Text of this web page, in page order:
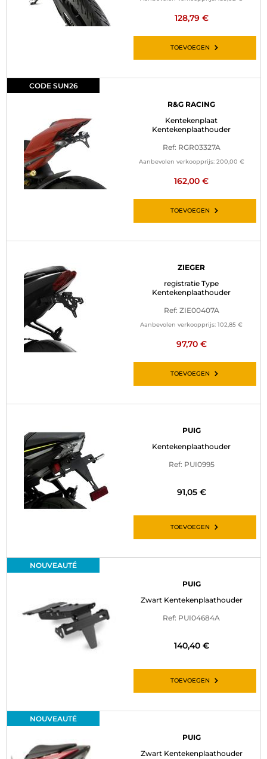
128,79 €
TOEVOEGEN
CODE SUN26
R&G RACING
Kentekenplaat
Kentekenplaathouder
Ref: RGR03327A
Aanbevolen verkoopprijs: 200,00 €
162,00 €
TOEVOEGEN
ZIEGER
registratie Type
Kentekenplaathouder
Ref: ZIE00407A
Aanbevolen verkoopprijs: 102,85 €
97,70 €
TOEVOEGEN
PUIG
Kentekenplaathouder
Ref: PUI0995
91,05 €
TOEVOEGEN
NOUVEAUTÉ
PUIG
Zwart Kentekenplaathouder
Ref: PUI04684A
140,40 €
TOEVOEGEN
NOUVEAUTÉ
PUIG
Zwart Kentekenplaathouder